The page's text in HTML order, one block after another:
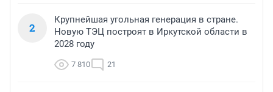
2
Крупнейшая угольная генерация в стране.
Новую ТЭЦ построят в Иркутской области в
2028 году
7 810 21